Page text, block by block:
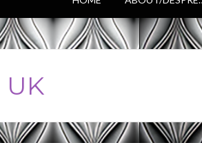
UK